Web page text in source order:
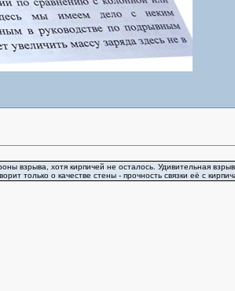
взрыва, хотя кирпичей не осталось. Удивительная
только о качестве стены - прочность связки её с